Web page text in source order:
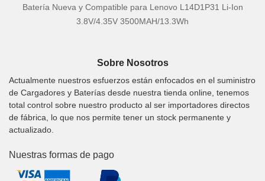
Batería Nueva y Compatible para Lenovo L14D1P31 Li-Ion
3.8V/4.35V 3500MAH/13.3Wh
Sobre Nosotros
Actualmente nuestros esfuerzos están enfocados en el suministro
de Cargadores y Baterías desde nuestra tienda online, tenemos
total control sobre nuestro producto al ser importadores directos
de fábrica, lo que nos permite tener un stock permanente y
actualizado.
Nuestras formas de pago